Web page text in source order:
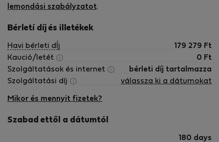
lemondási szabályzatot.
Bérletí díj és illetékek
Havi bérleti dÍj 179 279 Ft
Kaució/letét
0 Ft
Szolgáltatások és internet
bérleti díj tartalmazza
Szolgáltatási díj
válassza ki a dátumokat
Mikor és mennyit fizetek?
Szabad ettől a dátumtól
180 days